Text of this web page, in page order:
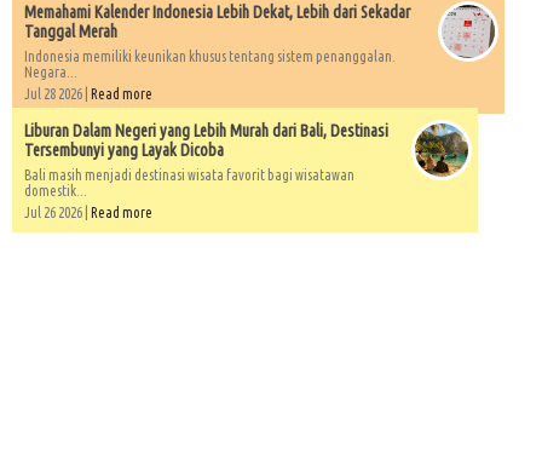
Memahami Kalender Indonesia Lebih Dekat, Lebih dari Sekadar
Tanggal Merah
Indonesia memiliki keunikan khusus tentang sistem penanggalan.
Negara...
Jul 28 2026 | Read more
Liburan Dalam Negeri yang Lebih Murah dari Bali, Destinasi
Tersembunyi yang Layak Dicoba
Bali masih menjadi destinasi wisata favorit bagi wisatawan
domestik...
Jul 26 2026 | Read more